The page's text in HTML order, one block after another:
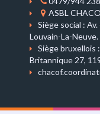
ASBL
Siège social :
Louvain-La-Neuve.
Siège bruxellois
Britannique 27,